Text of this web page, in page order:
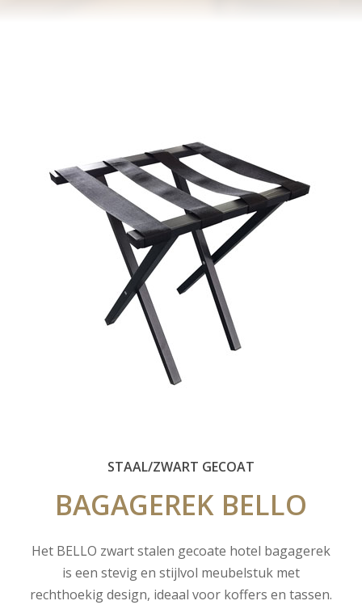
STAAL/ZWART GECOAT
BAGAGEREK BELLO
Het BELLO zwart stalen gecoate hotel bagagerek
is een stevig en stijlvol meubelstuk met
rechthoekig design, ideaal voor koffers en tassen.